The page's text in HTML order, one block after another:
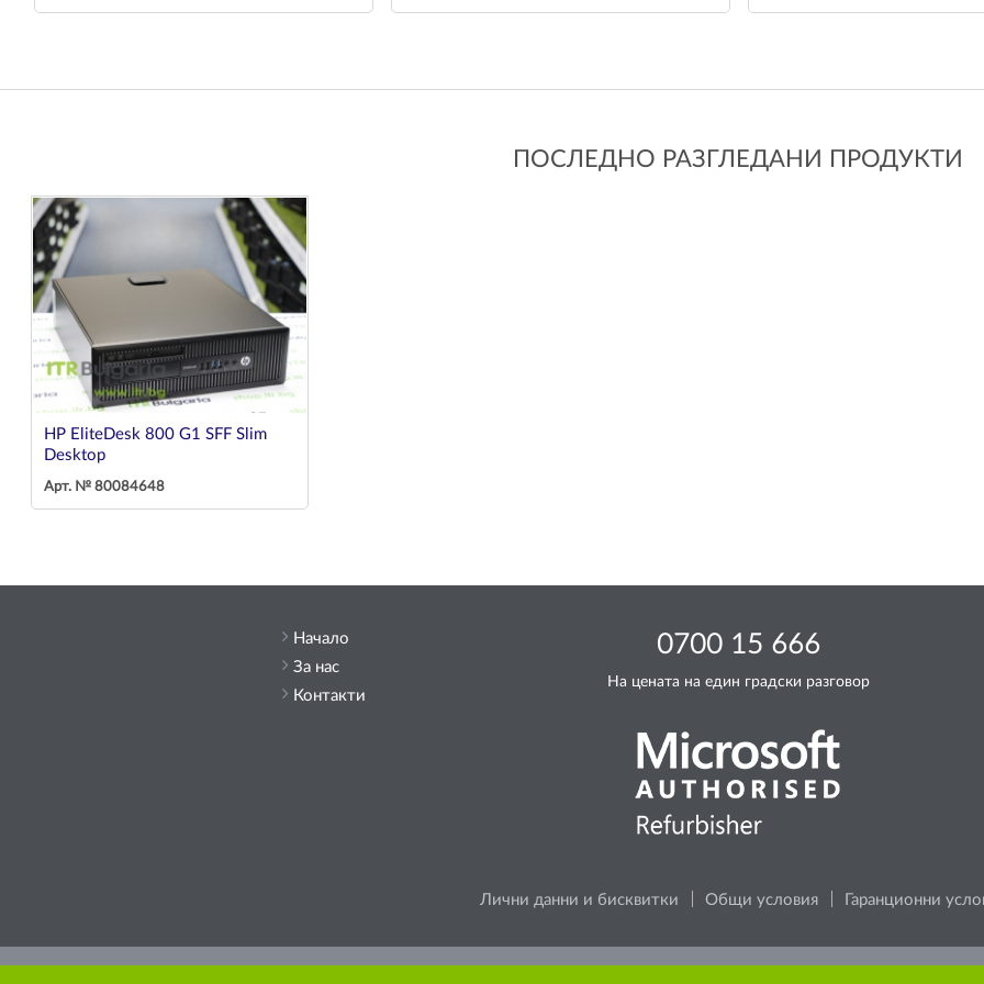
ПОСЛЕДНО РАЗГЛЕДАНИ ПРОДУКТИ
HP EliteDesk 800 G1 SFF Slim
Desktop
Арт. № 80084648
Начало
За нас
Контакти
0700 15 666
На цената на един градски разговор
Лични данни и бисквитки Общи условия Гаранционни